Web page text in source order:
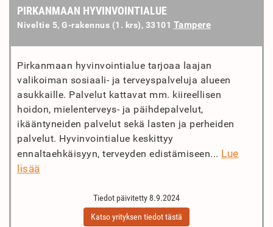
PIRKANMAAN HYVINVOINTIALUE
Niveltie 5, G-rakennus (1. krs), 33101 Tampere
Pirkanmaan hyvinvointialue tarjoaa laajan
valikoiman sosiaali- ja terveyspalveluja alueen
asukkaille. Palvelut kattavat mm. kiireellisen
hoidon, mielenterveys- ja päihdepalvelut,
ikääntyneiden palvelut sekä lasten ja perheiden
palvelut. Hyvinvointialue keskittyy
ennaltaehkäisyyn, terveyden edistämiseen... Lue
lisää
Tiedot päivitetty 8.9.2024
Katso yrityksen tiedot tästä